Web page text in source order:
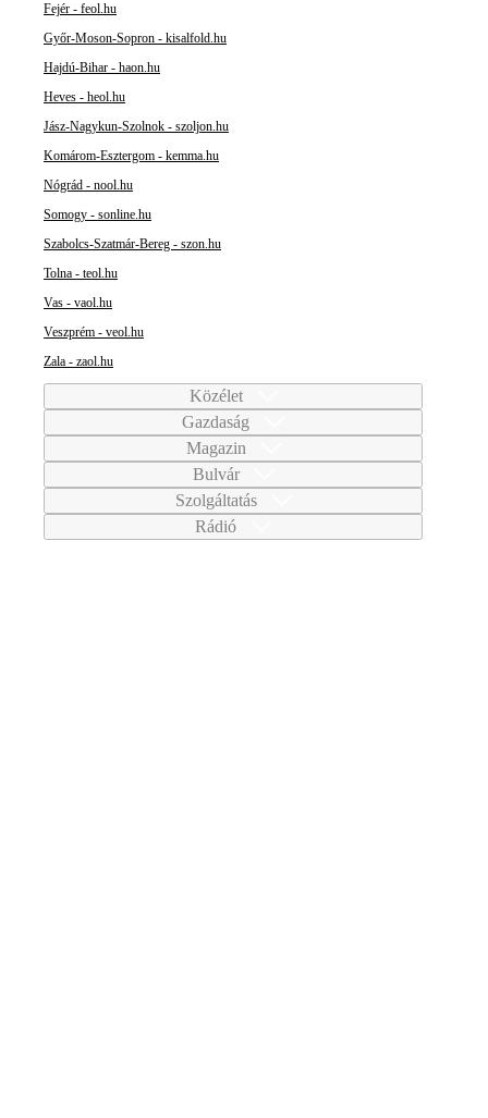
Fejér - feol.hu
Győr-Moson-Sopron - kisalfold.hu
Hajdú-Bihar - haon.hu
Heves - heol.hu
Jász-Nagykun-Szolnok - szoljon.hu
Komárom-Esztergom - kemma.hu
Nógrád - nool.hu
Somogy - sonline.hu
Szabolcs-Szatmár-Bereg - szon.hu
Tolna - teol.hu
Vas - vaol.hu
Veszprém - veol.hu
Zala - zaol.hu
Közélet
Gazdaság
Magazin
Bulvár
Szolgáltatás
Rádió